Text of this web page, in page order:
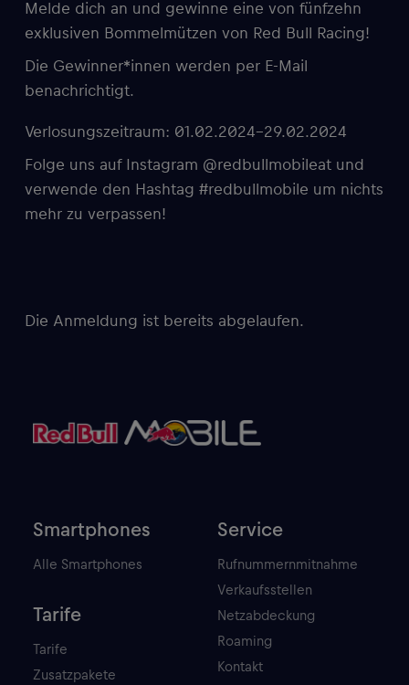
Melde dich an und gewinne eine von fünfzehn
exklusiven Bommelmützen von Red Bull Racing!
Die Gewinner*innen werden per E-Mail
benachrichtigt.
Verlosungszeitraum: 01.02.2024-29.02.2024
Folge uns auf Instagram @redbullmobileat und
verwende den Hashtag #redbullmobile um nichts
mehr zu verpassen!
Die Anmeldung ist bereits abgelaufen.
Smartphones
Alle Smartphones
Tarife
Tarife
Zusatzpakete
Service
Rufnummernmitnahme
Verkaufsstellen
Netzabdeckung
Roaming
Kontakt